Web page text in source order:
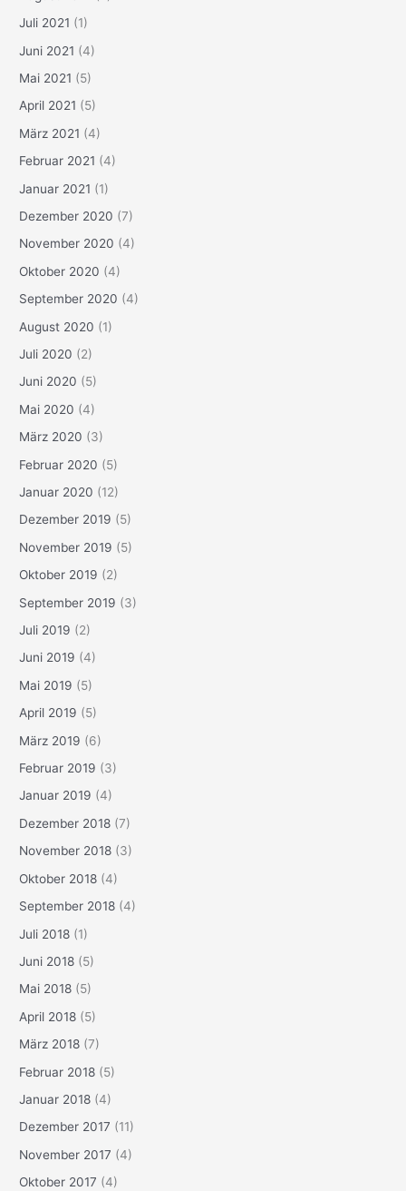
Juli 2021 (1)
Juni 2021 (4)
Mai 2021 (5)
April 2021 (5)
März 2021 (4)
Februar 2021 (4)
Januar 2021 (1)
Dezember 2020 (7)
November 2020 (4)
Oktober 2020 (4)
September 2020 (4)
August 2020 (1)
Juli 2020 (2)
Juni 2020 (5)
Mai 2020 (4)
März 2020 (3)
Februar 2020 (5)
Januar 2020 (12)
Dezember 2019 (5)
November 2019 (5)
Oktober 2019 (2)
September 2019 (3)
Juli 2019 (2)
Juni 2019 (4)
Mai 2019 (5)
April 2019 (5)
März 2019 (6)
Februar 2019 (3)
Januar 2019 (4)
Dezember 2018 (7)
November 2018 (3)
Oktober 2018 (4)
September 2018 (4)
Juli 2018 (1)
Juni 2018 (5)
Mai 2018 (5)
April 2018 (5)
März 2018 (7)
Februar 2018 (5)
Januar 2018 (4)
Dezember 2017 (11)
November 2017 (4)
Oktober 2017 (4)